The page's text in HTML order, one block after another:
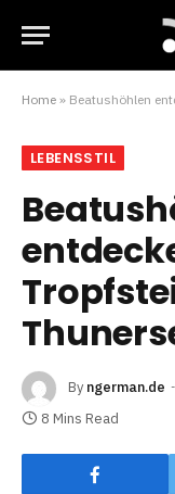
Home » Beatushöhlen
LEBENSSTIL
By ngerman.de
8 Mins Read